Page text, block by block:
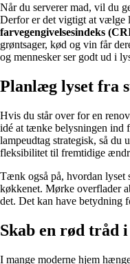
Når du serverer mad, vil du
Derfor er det vigtigt at vælge
farvegengivelsesindeks
grøntsager, kød og vin får
og mennesker ser godt ud i
Planlæg lyset fra
Hvis du står over for en
idé at tænke belysningen ind
lampeudtag strategisk, så du
fleksibilitet til fremtidige
Tænk også på, hvordan lyset
køkkenet. Mørke overflader
det. Det kan have betydning
Skab en rød tråd
I mange moderne hjem